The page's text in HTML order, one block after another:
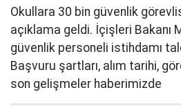
Okullara 30 bin güvenlik
açıklama geldi. İçişleri
güvenlik personeli istihdamı
Başvuru şartları, alım tarihi,
son gelişmeler haberimizde